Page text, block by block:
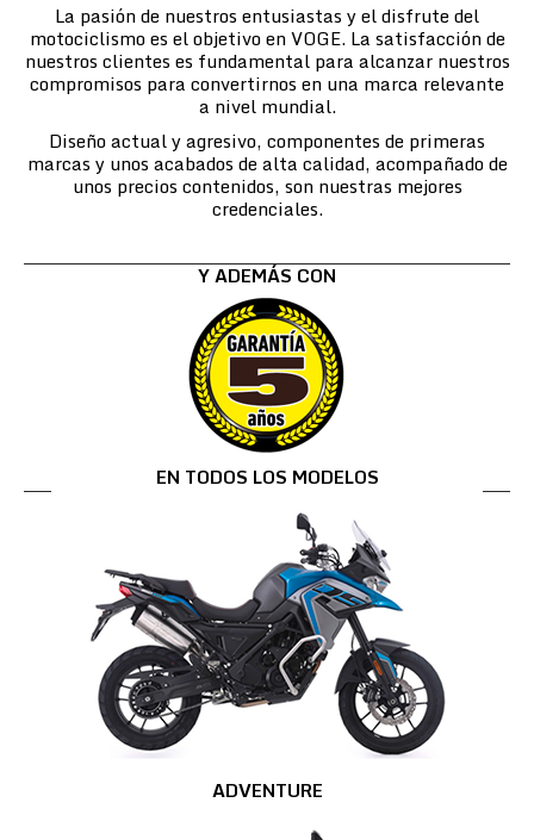
La pasión de nuestros entusiastas y el disfrute del
motociclismo es el objetivo en VOGE. La satisfacción de
nuestros clientes es fundamental para alcanzar nuestros
compromisos para convertirnos en una marca relevante
a nivel mundial.
Diseño actual y agresivo, componentes de primeras
marcas y unos acabados de alta calidad, acompañado de
unos precios contenidos, son nuestras mejores
credenciales.
Y ADEMÁS CON
EN TODOS LOS MODELOS
ADVENTURE